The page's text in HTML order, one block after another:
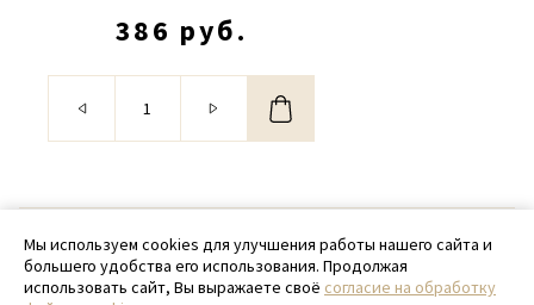
386 руб.
© 2020 - 2026 SamPack
+ 7 (918) 699-97-87
Мы используем cookies для улучшения работы нашего сайта и
большего удобства его использования. Продолжая
использовать сайт, Вы выражаете своё согласие на обработку